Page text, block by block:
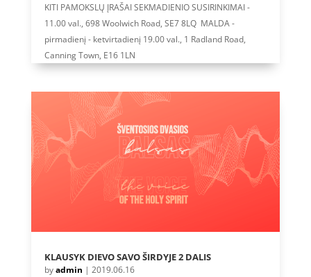
KITI PAMOKSLŲ ĮRAŠAI SEKMADIENIO SUSIRINKIMAI -
11.00 val., 698 Woolwich Road, SE7 8LQ MALDA -
pirmadienį - ketvirtadienį 19.00 val., 1 Radland Road,
Canning Town, E16 1LN
KLAUSYK DIEVO SAVO ŠIRDYJE 2 DALIS
byadmin | 2019.06.16